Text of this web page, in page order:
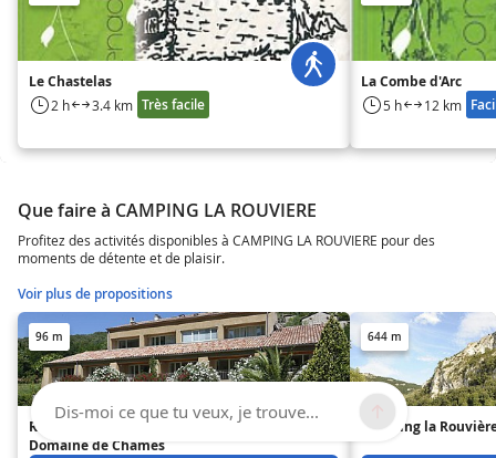
Le Chastelas
2 h 3.4 km Très facile
La Combe d'Arc
5 h 12 km
Que faire à CAMPING LA ROUVIERE
Profitez des activités disponibles à CAMPING LA ROUVIERE pour des
moments de détente et de plaisir.
Voir plus de propositions
96 m
Résidence Vacancéole Le
Domaine de Chames
644 m
Camping la
Dis-moi ce que tu veux, je trouve...